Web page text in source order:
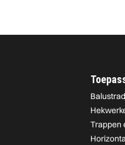
Trappen